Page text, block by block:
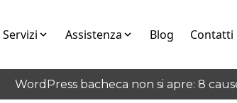
Servizi Assistenza Blog Contatti
WordPress bacheca non si apre: 8 cause